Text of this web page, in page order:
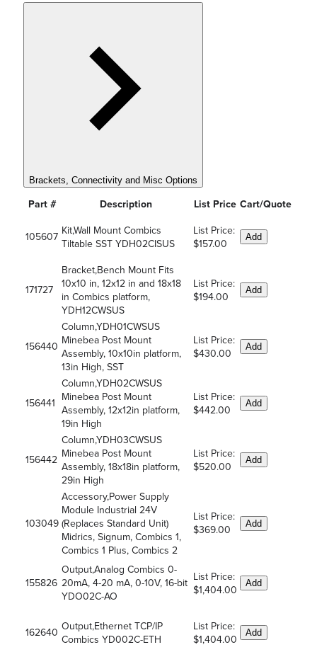
Brackets, Connectivity and Misc Options
Part # Description List Price Cart/Quote
105607
Kit,Wall Mount Combics
Tiltable SST YDH02CISUS
List Price:
$157.00
Add
171727
Bracket,Bench Mount Fits
10x10 in, 12x12 in and 18x18
in Combics platform,
YDH12CWSUS
List Price:
$194.00
Add
156440
Column,YDH01CWSUS
Minebea Post Mount
Assembly, 10x10in platform,
13in High, SST
List Price:
$430.00
Add
156441
Column,YDH02CWSUS
Minebea Post Mount
Assembly, 12x12in platform,
19in High
List Price:
$442.00
Add
156442
Column,YDH03CWSUS
Minebea Post Mount
Assembly, 18x18in platform,
29in High
List Price:
$520.00
Add
103049
Accessory,Power Supply
Module Industrial 24V
(Replaces Standard Unit)
Midrics, Signum, Combics 1,
Combics 1 Plus, Combics 2
List Price:
$369.00
Add
155826
Output,Analog Combics 0-
20mA, 4-20 mA, 0-10V, 16-bit
YDO02C-AO
List Price:
$1,404.00
Add
162640
Output,Ethernet TCP/IP
Combics YD002C-ETH
List Price:
$1,404.00
Add